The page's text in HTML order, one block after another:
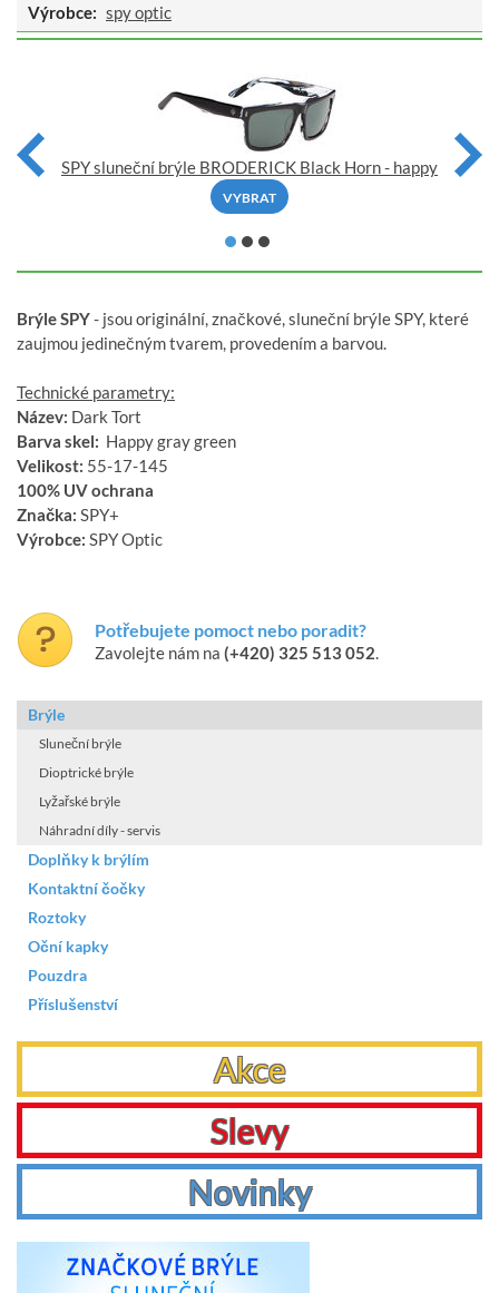
Výrobce: spy optic
SPY sluneční brýle BRODERICK Black Horn - happy
VYBRAT
Brýle SPY- jsou originální, značkové, sluneční brýle SPY, které
zaujmou jedinečným tvarem, provedením a barvou.
Technické parametry:
Název: Dark Tort
Barva skel: Happy gray green
Velikost: 55-17-145
100% UV ochrana
Značka: SPY+
Výrobce: SPY Optic
Potřebujete pomoct nebo poradit?
Zavolejte nám na (+420) 325 513 052
Brýle
Sluneční brýle
Dioptrické brýle
Lyžařské brýle
Náhradní díly - servis
Doplňky k brýlím
Kontaktní čočky
Roztoky
Oční kapky
Pouzdra
Příslušenství
Akce
Slevy
Novinky